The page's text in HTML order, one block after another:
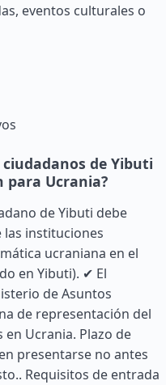
eventos culturales o
de Yibuti
para Ucrania?
de Yibuti debe
las instituciones
ucraniana en el
en Yibuti). ✔ El
de Asuntos
de representación del
Ucrania. Plazo de
presentarse no antes
Requisitos de entrada